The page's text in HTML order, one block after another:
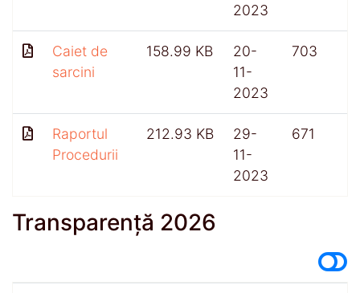
2023
Caiet de
sarcini
158.99 KB
20-
11-
2023
703
Raportul
Procedurii
212.93 KB
29-
11-
2023
671
Transparență 2026